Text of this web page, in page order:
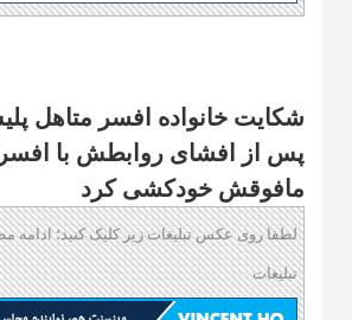
شکایت خانواده افسر متاهل
پس از افشای روابطش با
مافوقش خودکشی کرد
لطفا روی عکس تبلیغات زیر کلیک کنید؛ ادامه
تبلیغات